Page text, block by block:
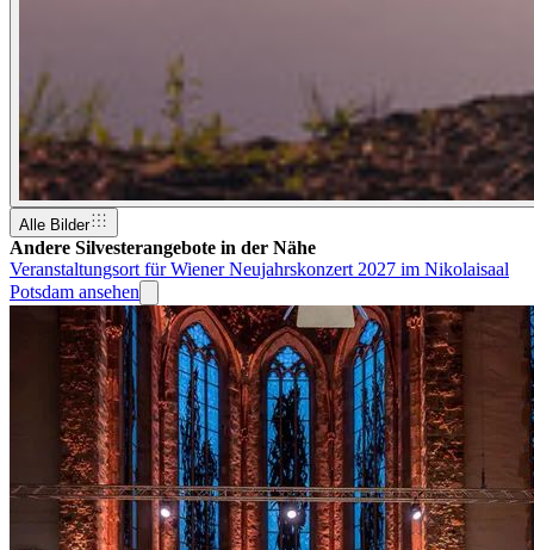
Alle Bilder
Andere Silvesterangebote in der Nähe
Veranstaltungsort für Wiener Neujahrskonzert 2027 im Nikolaisaal
Potsdam ansehen